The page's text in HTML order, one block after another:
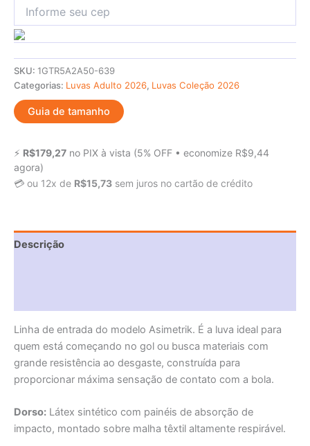
SKU: 1GTR5A2A50-639
Categorias: Luvas Adulto 2026, Luvas Coleção 2026
Guia de tamanho
⚡ R$179,27 no PIX à vista (5% OFF • economize R$9,44
agora)
💳 ou 12x de R$15,73 sem juros no cartão de crédito
Descrição
Linha de entrada do modelo Asimetrik. É a luva ideal para
quem está começando no gol ou busca materiais com
grande resistência ao desgaste, construída para
proporcionar máxima sensação de contato com a bola.
Dorso: Látex sintético com painéis de absorção de
impacto, montado sobre malha têxtil altamente respirável.